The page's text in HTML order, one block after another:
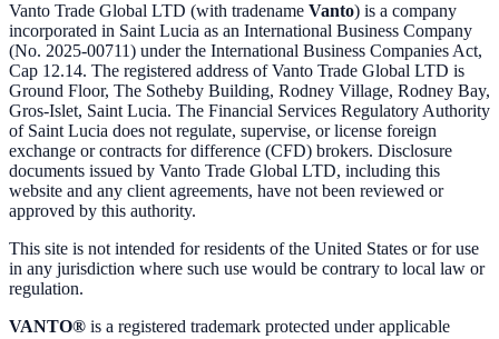
Vanto Trade Global LTD (with tradename Vanto) is a company
incorporated in Saint Lucia as an International Business Company
(No. 2025-00711) under the International Business Companies Act,
Cap 12.14. The registered address of Vanto Trade Global LTD is
Ground Floor, The Sotheby Building, Rodney Village, Rodney Bay,
Gros-Islet, Saint Lucia. The Financial Services Regulatory Authority
of Saint Lucia does not regulate, supervise, or license foreign
exchange or contracts for difference (CFD) brokers. Disclosure
documents issued by Vanto Trade Global LTD, including this
website and any client agreements, have not been reviewed or
approved by this authority.
This site is not intended for residents of the United States or for use
in any jurisdiction where such use would be contrary to local law or
regulation.
VANTO® is a registered trademark protected under applicable